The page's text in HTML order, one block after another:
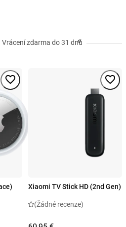
Vrácení zdarma do 31 dnů
Xiaomi TV Stick HD (2nd Gen)
(Žádné recenze)